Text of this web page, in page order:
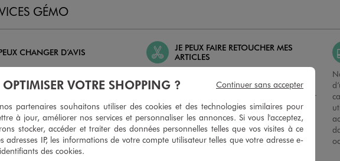
GÉMO
CHANGER D’AVIS
pour tout article non
du ticket de caisse, dans tous les
JE PEUX FAIRE RETOUCHER MES
ARTICLES
faire retoucher vos articles textiles dans nos
magasins. Les tarifs sont à votre disposition sur
simple demande. Voir conditions en magasins.
OPTIMISER VOTRE SHOPPING ?
partenaires souhaitons utiliser des cookies et des technologies similaires pour
à jour, améliorer nos services et personnaliser les annonces. Si vous l'acceptez,
stocker, accéder et traiter des données personnelles telles que vos visites à ce
adresses IP, les informations de votre compte utilisateur telles que votre adresse e-
des cookies.
Continuer sans accepter